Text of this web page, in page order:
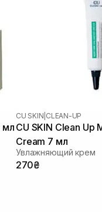
мл
CU SKIN CLEAN-UP
CU SKIN Clean Up
Cream 7 мл
Увлажняющий крем
270₴